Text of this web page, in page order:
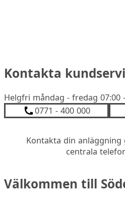
Kontakta
Helgfri måndag - fredag 07:00
0771 - 400 000
Kontakta din anläggning
centrala
Välkommen till